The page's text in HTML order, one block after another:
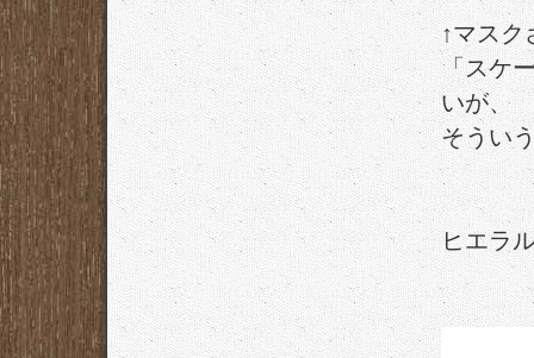
↑マスク
「スケ
いが、
そうい
ヒエラ